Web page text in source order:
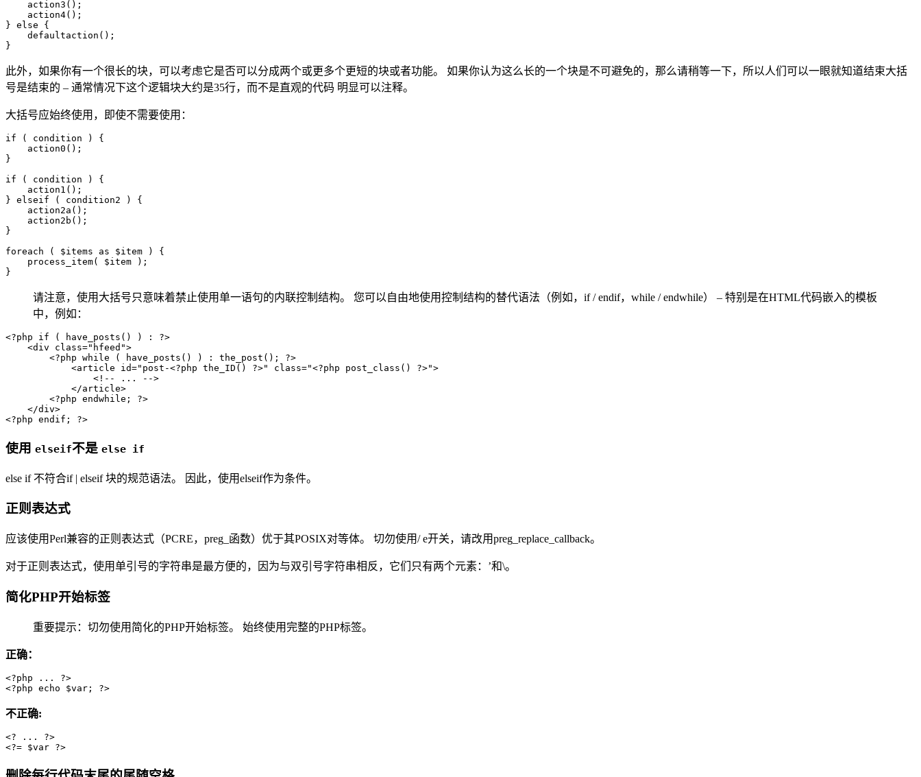
    action3();
    action4();
} else {
    defaultaction();
此外，如果你有一个很长的块，可以考虑它是否可以分成两个或更多个更短的块或者功能。 如果你认为这么长的一个块是不可避免的，那么请稍等一下，所以人们可以一眼就知道结束大括
号是结束的 – 通常情况下这个逻辑块大约是35行，而不是直观的代码 明显可以注释。
大括号应始终使用，即使不需要使用：
if ( condition ) {
    action0();
}
if ( condition ) {
    action1();
} elseif ( condition2 ) {
    action2a();
    action2b();
}
foreach ( $items as $item ) {
    process_item( $item );
请注意，使用大括号只意味着禁止使用单一语句的内联控制结构。 您可以自由地使用控制结构的替代语法（例如，if / endif，while / endwhile） – 特别是在HTML代码嵌入的模板
中，例如：
<?php if ( have_posts() ) : ?>
    <div class="hfeed">
        <?php while ( have_posts() ) : the_post(); ?>
            <article id="post-<?php the_ID() ?>" class="<?php post_class() ?>">
                <!-- ... -->
            </article>
        <?php endwhile; ?>
    </div>
使用 elseif不是 else if
else if 不符合if | elseif 块的规范语法。 因此，使用elseif作为条件。
正则表达式
应该使用Perl兼容的正则表达式（PCRE，preg_函数）优于其POSIX对等体。 切勿使用/ e开关，请改用preg_replace_callback。
对于正则表达式，使用单引号的字符串是最方便的，因为与双引号字符串相反，它们只有两个元素：’和\。
简化PHP开始标签
重要提示：切勿使用简化的PHP开始标签。 始终使用完整的PHP标签。
正确：
<?php ... ?>
不正确:
<? ... ?>